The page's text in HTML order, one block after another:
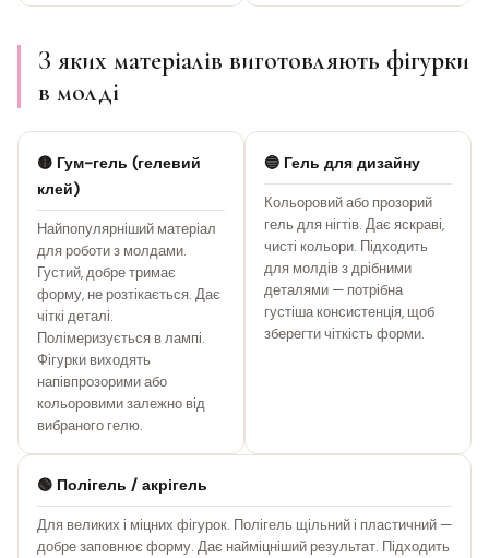
З яких матеріалів виготовляють фігурки
в молді
🟡 Гум-гель (гелевий
клей)
Найпопулярніший матеріал
для роботи з молдами.
Густий, добре тримає
форму, не розтікається. Дає
чіткі деталі.
Полімеризується в лампі.
Фігурки виходять
напівпрозорими або
кольоровими залежно від
вибраного гелю.
🔵 Гель для дизайну
Кольоровий або прозорий
гель для нігтів. Дає яскраві,
чисті кольори. Підходить
для молдів з дрібними
деталями — потрібна
густіша консистенція, щоб
зберегти чіткість форми.
🟢 Полігель / акрігель
Для великих і міцних фігурок. Полігель щільний і пластичний —
добре заповнює форму. Дає найміцніший результат. Підходить